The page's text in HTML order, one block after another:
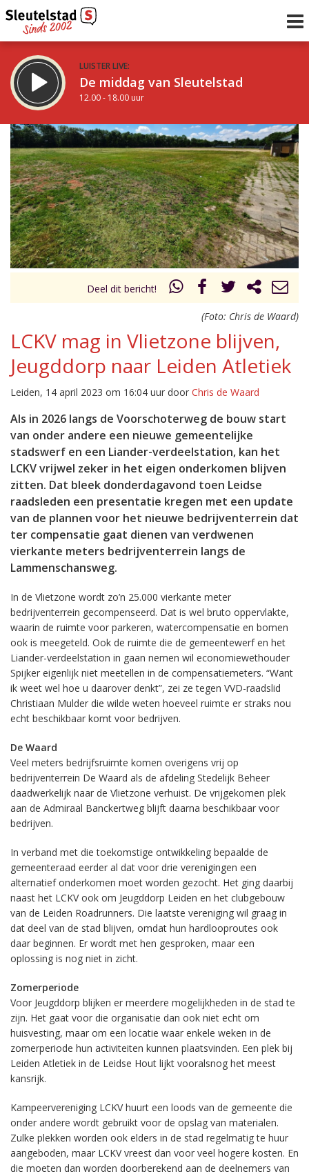
LUISTER LIVE:
De middag van Sleutelstad
12.00 - 18.00 uur
STRAKS:
De vrijdagavond met Keanu
18.00 - 19.00 uur
Vorig uur
uur 1 van 0 Volgend uur
Inklappen
Deel dit bericht!
(Foto: Chris de Waard)
LCKV mag in Vlietzone blijven,
Jeugddorp naar Leiden Atletiek
Leiden, 14 april 2023 om 16:04 uur door Chris de Waard
Als in 2026 langs de Voorschoterweg de bouw start
van onder andere een nieuwe gemeentelijke
stadswerf en een Liander-verdeelstation, kan het
LCKV vrijwel zeker in het eigen onderkomen blijven
zitten. Dat bleek donderdagavond toen Leidse
raadsleden een presentatie kregen met een update
van de plannen voor het nieuwe bedrijventerrein dat
ter compensatie gaat dienen van verdwenen
vierkante meters bedrijventerrein langs de
Lammenschansweg.
In de Vlietzone wordt zo’n 25.000 vierkante meter
bedrijventerrein gecompenseerd. Dat is wel bruto oppervlakte,
waarin de ruimte voor parkeren, watercompensatie en bomen
ook is meegeteld. Ook de ruimte die de gemeentewerf en het
Liander-verdeelstation in gaan nemen wil economiewethouder
Spijker eigenlijk niet meetellen in de compensatiemeters. “Want
ik weet wel hoe u daarover denkt”, zei ze tegen VVD-raadslid
Christiaan Mulder die wilde weten hoeveel ruimte er straks nou
echt beschikbaar komt voor bedrijven.
De Waard
Veel meters bedrijfsruimte komen overigens vrij op
bedrijventerrein De Waard als de afdeling Stedelijk Beheer
daadwerkelijk naar de Vlietzone verhuist. De vrijgekomen plek
aan de Admiraal Banckertweg blijft daarna beschikbaar voor
bedrijven.
In verband met die toekomstige ontwikkeling bepaalde de
gemeenteraad eerder al dat voor drie verenigingen een
alternatief onderkomen moet worden gezocht. Het ging daarbij
naast het LCKV ook om Jeugddorp Leiden en het clubgebouw
van de Leiden Roadrunners. Die laatste vereniging wil graag in
dat deel van de stad blijven, omdat hun hardlooproutes ook
daar beginnen. Er wordt met hen gesproken, maar een
oplossing is nog niet in zicht.
Zomerperiode
Voor Jeugddorp blijken er meerdere mogelijkheden in de stad te
zijn. Het gaat voor die organisatie dan ook niet echt om
huisvesting, maar om een locatie waar enkele weken in de
zomerperiode hun activiteiten kunnen plaatsvinden. Een plek bij
Leiden Atletiek in de Leidse Hout lijkt vooralsnog het meest
kansrijk.
Kampeervereniging LCKV huurt een loods van de gemeente die
onder andere wordt gebruikt voor de opslag van materialen.
Zulke plekken worden ook elders in de stad regelmatig te huur
aangeboden, maar LCKV vreest dan voor veel hogere kosten. En
die moeten dan worden doorberekend aan de deelnemers van